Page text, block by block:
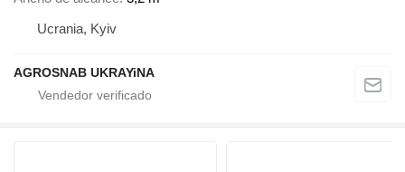
Ucrania, Kyiv
AGROSNAB UKRAYiNA